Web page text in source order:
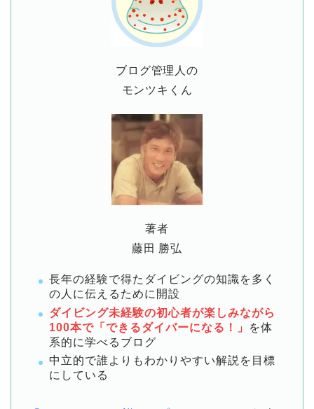
ブログ管理人の
モンツキくん
著者
藤田 勝弘
長年の経験で得たダイビングの知識を多く
の人に伝えるために開設
ダイビング未経験の初心者が楽しみながら
100本で「できるダイバーになる！」
を体
系的に学べるブログ
中立的で誰よりもわかりやすい解説を目標
にしている